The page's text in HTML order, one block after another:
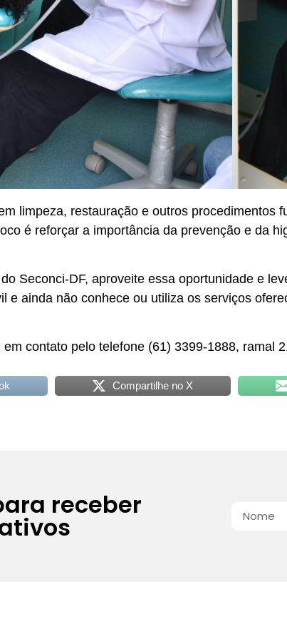
limpeza, restauração e outros procedimentos
é reforçar a importância da prevenção e da
Seconci-DF, aproveite essa oportunidade e
e ainda não conhece ou utiliza os serviços
contato pelo telefone (61) 3399-1888, ramal
Compartilhe no X
receber